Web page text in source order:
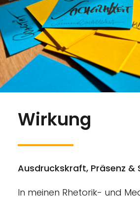
Wirkung
Ausdruckskraft, Präsenz &
In meinen Rhetorik- und